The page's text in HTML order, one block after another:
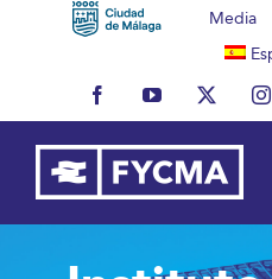
Media
FacebookYouTubeX